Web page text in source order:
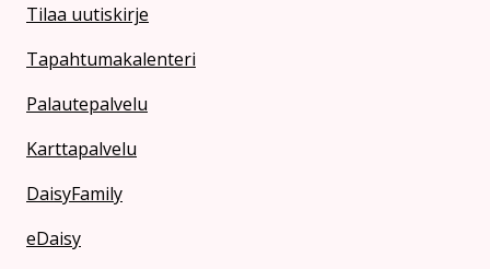
Tilaa uutiskirje
Tapahtumakalenteri
Palautepalvelu
Karttapalvelu
DaisyFamily
eDaisy